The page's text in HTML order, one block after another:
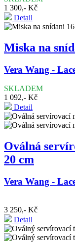
1 300,- Kč
Detail
Miska na
Vera Wang -
SKLADEM
1 092,- Kč
Detail
Oválná
20 cm
Vera Wang -
3 250,- Kč
Detail